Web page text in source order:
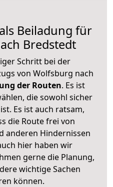
Beiladung für
Bredstedt
Schritt bei der
von Wolfsburg nach
der Routen. Es ist
die sowohl sicher
Es ist auch ratsam,
die Route frei von
anderen Hindernissen
hier haben wir
gerne die Planung,
wichtige Sachen
können.